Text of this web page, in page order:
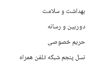
بهداشت و سلامت
دوربین و رسانه
حریم خصوصی
نسل پنجم شبکه تلفن همراه